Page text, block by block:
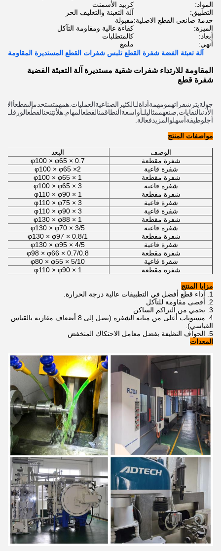
المواد:
كربيد الأسمنت
التطبيق:
آلة التعبئة والتغليف الحز
خدمة صانعي القطع الاصلية:مقبولة
الميزة:
كفاءة عالية ومقاومة التآكل
أبعاد:
كالمتطلبات
أنهي:
ملمع
آلة تعبئة الفضة شفرة القطع تلبس شفرات القطع المستديرة المقاومة
المقاومة للارتداء شفرات شقية مستديرة آلة التعبئة الفضية
شفرة قطع
جولةيتر شفراتهمومهمةأداةلـالكثير الصناعيةالعمليات همهمتستخدمإلىقطعأ
الأدنىالنفايات صنعهممثاليلـأواسعةالنطاقمنالقطعالمهام هلأنتِنحنالقطعالورقلـأ
أجلوظيفةأسهلوالمزيدفعالة
مواصفات المنتج
الوصف
البعد
شفرة مقطعة
φ100 × φ65 × 0.7
شفرة قاعية
φ100 × φ65 ×2
شفرة مقطعة
φ100 × φ65 × 1
شفرة قاعية
φ100 × φ65 × 3
شفرة مقطعة
φ110 × φ90 × 1
شفرة قاعية
φ110 × φ75 × 3
شفرة قاعية
φ110 × φ90 × 3
شفرة مقطعة
φ130 × φ88 × 1
شفرة قاعية
φ130 × φ70 × 3/5
شفرة مقطعة
φ130 × φ97 × 0.8/1
شفرة قاعية
φ130 × φ95 × 4/5
شفرة مقطعة
φ98 × φ66 × 0.7/0.8
شفرة قاعية
φ80 × φ55 × 5/10
شفرة مقطعة
φ110 × φ90 × 1
مزايا المنتج
أداء قطع أفضل في التطبيقات عالية درجة الحرارة.
أقصى مقاومة للتآكل
يحمي من التراكم الساكن
مستويات أعلى من متانة الشفرة (تصل إلى 8 أضعاف مقارنة بالقياس
القياسي).
الحواف النظيفة بفضل معامل الاحتكاك المنخفض
المعدات